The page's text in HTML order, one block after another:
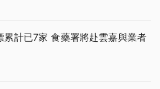
累計已7家 食藥署將赴雲嘉與業者